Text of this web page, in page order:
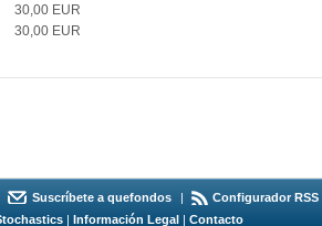
30,00 EUR
30,00 EUR
Suscríbete a quefondos |
Configurador RSS
| Información Legal | Contacto